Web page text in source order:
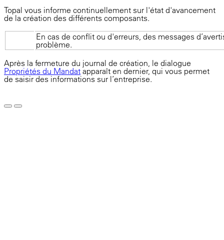
Topal vous informe continuellement sur l'état d'avancement
de la création des différents composants.
En cas de conflit ou d'erreurs, des messages
problème.
Après la fermeture du journal de création, le dialogue
Propriétés du Mandat apparaît en dernier, qui vous permet
de saisir des informations sur l’entreprise.